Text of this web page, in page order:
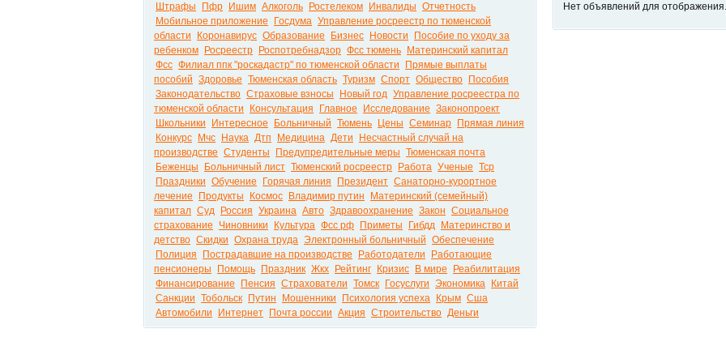
Штрафы Пфр Ишим Алкоголь Ростелеком Инвалиды Отчетность
Мобильное приложение
Госдума Управление росреестр по тюменской
области
Коронавирус Образование Бизнес Новости
Пособие по уходу за
ребенком
Росреестр Роспотребнадзор Фсс тюмень
Материнский капитал
Фсс Филиал ппк "роскадастр" по тюменской области
Прямые выплаты
пособий Здоровье Тюменская область Туризм Спорт Общество
Пособия
Законодательство Страховые взносы Новый год Управление росреестра по
тюменской области
Консультация Главное Исследование Законопроект
Школьники
Интересное Больничный Тюмень Цены Семинар
Прямая линия
Конкурс
Мчс Наука Дтп Медицина Дети
Несчастный случай на
производстве Студенты Предупредительные меры Тюменская почта
Беженцы
Больничный лист Тюменский росреестр Работа Ученые Тср
Праздники Обучение Горячая линия Президент Санаторно-курортное
лечение
Продукты Космос Владимир путин
Материнский (семейный)
капитал Суд Россия Украина Авто Здравоохранение Закон Социальное
страхование
Чиновники Культура Фсс рф Приметы Гибдд
Материнство и
детство Скидки Охрана труда Электронный больничный Обеспечение
Полиция
Пострадавшие на производстве Работодатели
Работающие
пенсионеры
Помощь Праздник Жкх Рейтинг Кризис В мире
Реабилитация
Финансирование
Пенсия Страхователи Томск Госуслуги Экономика
Китай
Санкции Тобольск Путин Мошенники Психология успеха Крым Сша
Автомобили
Интернет Почта россии Акция Строительство Деньги
Нет объявлений для отображения.